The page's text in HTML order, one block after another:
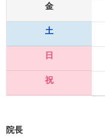
金
土
日
祝
院長